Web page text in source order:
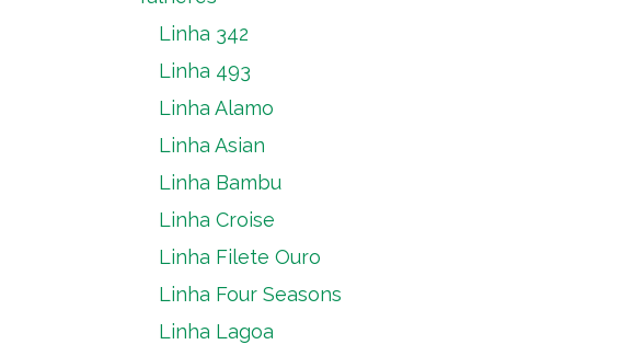
Linha 342
Linha 493
Linha Alamo
Linha Asian
Linha Bambu
Linha Croise
Linha Filete Ouro
Linha Four Seasons
Linha Lagoa